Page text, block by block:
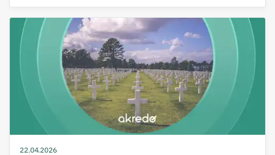
22.04.2026